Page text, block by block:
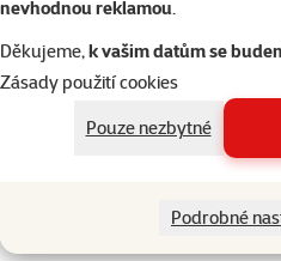
nevhodnou reklamou.
Děkujeme,k vašim datům se
Zásady použití cookies
Pouze nezbytné
Podrobné
Filtrovat